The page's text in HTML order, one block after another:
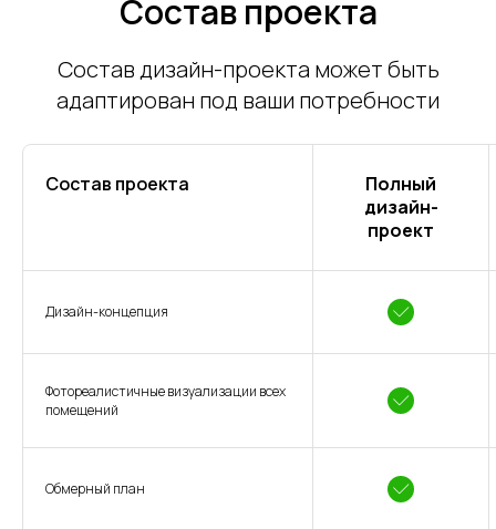
Состав проекта
Состав дизайн-проекта может быть
адаптирован под ваши потребности
Состав проекта
Полный
дизайн-
проект
Дизайн-концепция
Фотореалистичные визуализации всех
помещений
Обмерный план